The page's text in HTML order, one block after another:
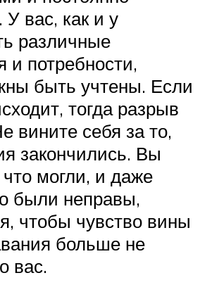
У вас, как и у
различные
и потребности,
быть учтены. Если
тогда разрыв
вините себя за то,
закончились. Вы
могли, и даже
были неправы,
чтобы чувство вины
больше не
вас.